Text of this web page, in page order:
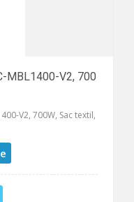
MBL1400-V2, 700
V2, 700W, Sac textil,